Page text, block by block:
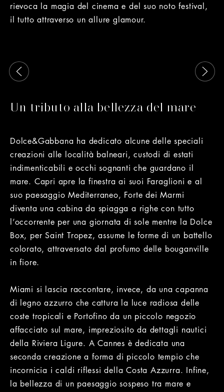
rievoca la magia del cinema e del suo noto festival,
il tutto attraverso un allure glamour.
Questo è un carosello con immagini che si muovono a
Un tributo alla bellezza del mare
Dolce&Gabbana ha dedicato alcune delle speciali
creazioni alle località balneari, custodi di estati
indimenticabili e occhi sognanti che guardano il
mare. Capri apre la finestra ai suoi Faraglioni e al
suo paesaggio Mediterraneo, Forte dei Marmi
diventa una cabina da spiagga a righe con tutto
l’occorrente per una giornata di sole mentre la Dolce
Box, per Saint Tropez, assume le forme di un battello
colorato, attraversato dal profumo delle bouganville
in fiore.
Miami si lascia raccontare, invece, da una capanna
di legno azzurro che cattura la luce radiosa delle
coste tropicali e Portofino da un piccolo negozio
affacciato sul mare, impreziosito da dettagli nautici
della Riviera Ligure. A Cannes è dedicata una
seconda creazione a forma di piccolo tempio che
incornicia i caldi riflessi della Costa Azzurra. Infine,
la bellezza di un paesaggio sospeso tra mare e